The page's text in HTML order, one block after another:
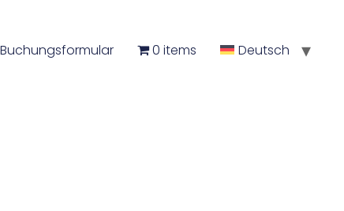
Buchungsformular 0 items Deutsch